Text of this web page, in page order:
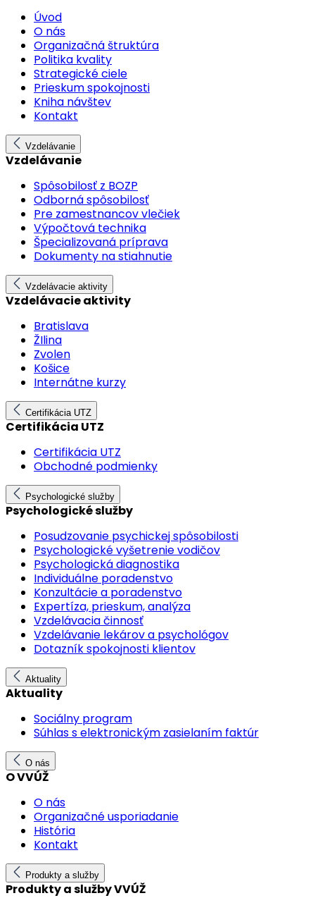
Úvod
O nás
Organizačná štruktúra
Politika kvality
Strategické ciele
Prieskum spokojnosti
Kniha návštev
Kontakt
Vzdelávanie
Vzdelávanie
Spôsobilosť z BOZP
Odborná spôsobilosť
Pre zamestnancov vlečiek
Výpočtová technika
Špecializovaná príprava
Dokumenty na stiahnutie
Vzdelávacie aktivity
Vzdelávacie aktivity
Bratislava
ŽIlina
Zvolen
Košice
Internátne kurzy
Certifikácia UTZ
Certifikácia UTZ
Certifikácia UTZ
Obchodné podmienky
Psychologické služby
Psychologické služby
Posudzovanie psychickej spôsobilosti
Psychologické vyšetrenie vodičov
Psychologická diagnostika
Individuálne poradenstvo
Konzultácie a poradenstvo
Expertíza, prieskum, analýza
Vzdelávacia činnosť
Vzdelávanie lekárov a psychológov
Dotazník spokojnosti klientov
Aktuality
Aktuality
Sociálny program
Súhlas s elektronickým zasielaním faktúr
O nás
O VVÚŽ
O nás
Organizačné usporiadanie
História
Kontakt
Produkty a služby
Produkty a služby VVÚŽ